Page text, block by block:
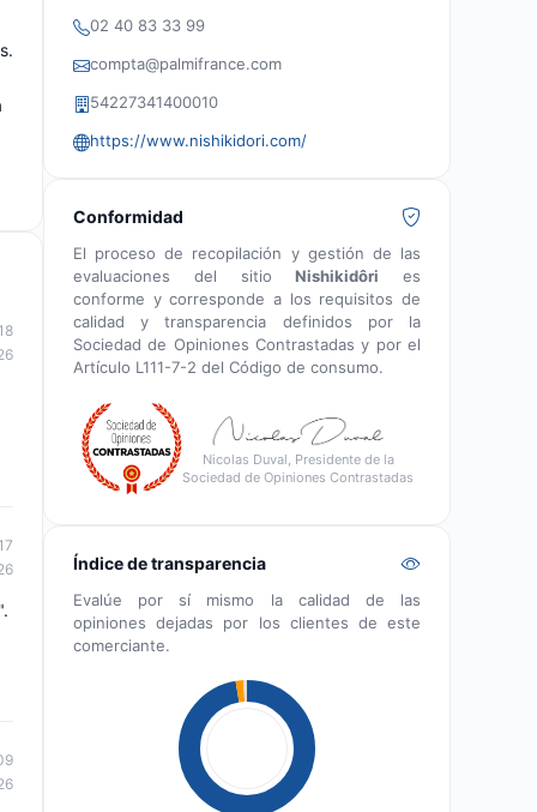
02 40 83 33 99
compta@palmifrance.com
54227341400010
https://www.nishikidori.com/
Conformidad
El proceso de recopilación y gestión de las
evaluaciones del sitioNishikidôri es
conforme y corresponde a los requisitos de
calidad y transparencia definidos por la
Sociedad de Opiniones Contrastadas y por el
Artículo L111-7-2 del Código de consumo.
Nicolas Duval, Presidente de la
Sociedad de Opiniones Contrastadas
Índice de transparencia
Evalúe por sí mismo la calidad de las
opiniones dejadas por los clientes de este
comerciante.